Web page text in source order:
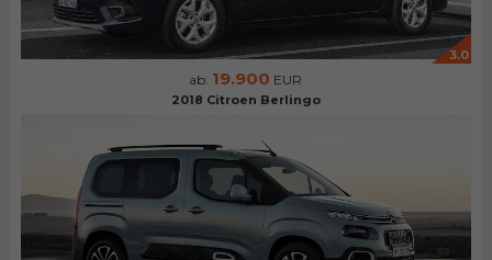
3.0
ab: 19.900 EUR
2018 Citroen Berlingo